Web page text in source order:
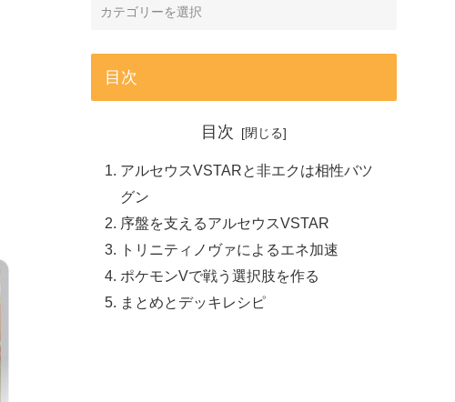
目次
目次
アルセウスVSTARと非エクは相性バツ
グン
序盤を支えるアルセウスVSTAR
トリニティノヴァによるエネ加速
ポケモンVで戦う選択肢を作る
まとめとデッキレシピ